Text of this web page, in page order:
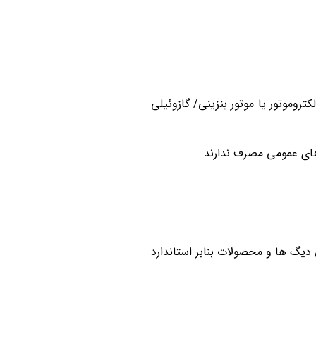
پیستونی با الکتروموتور یا موتور بنزینی/ گازوئیلی
ها و محصولات بنابر استاندارد